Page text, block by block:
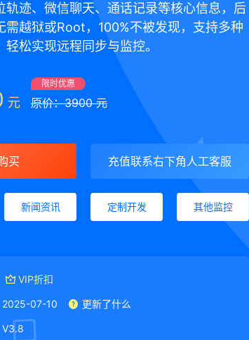
轨迹、微信聊天、通话记录等核心信息，后
需越狱或Root，100%不被发现，支持多种
松实现远程同步与监控。
元
限时优惠
原价：3900 元
买 充值联系右下角人工客服
新闻资讯 定制开发 其他监控
VIP折扣
2025-07-10 更新了什么
V3.8